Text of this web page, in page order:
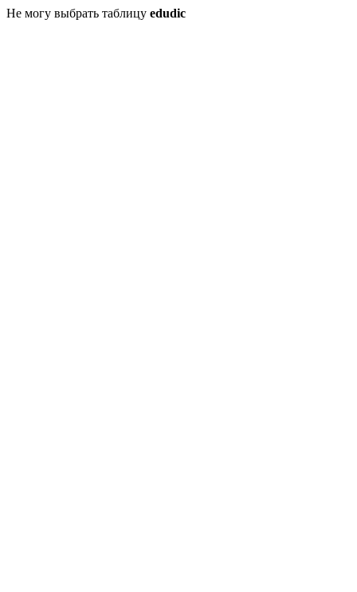
Не могу выбрать таблицу edudic